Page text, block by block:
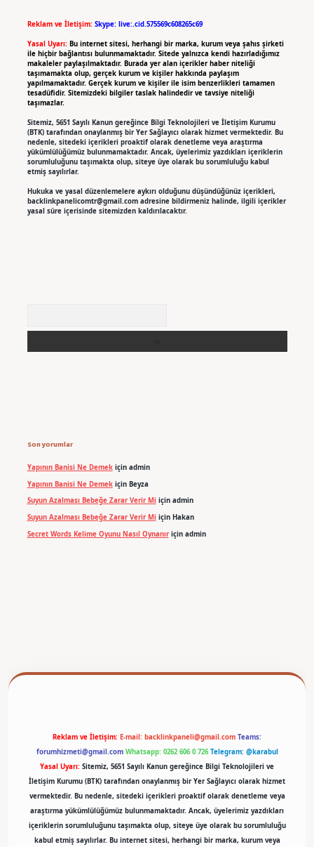
Reklam ve İletişim: Skype: live:.cid.575569c608265c69
Yasal Uyarı: Bu internet sitesi, herhangi bir marka, kurum veya şahıs şirketi
ile hiçbir bağlantısı bulunmamaktadır. Sitede yalnızca kendi hazırladığımız
makaleler paylaşılmaktadır. Burada yer alan içerikler haber niteliği
taşımamakta olup, gerçek kurum ve kişiler hakkında paylaşım
yapılmamaktadır. Gerçek kurum ve kişiler ile isim benzerlikleri tamamen
tesadüfidir. Sitemizdeki bilgiler taslak halindedir ve tavsiye niteliği
taşımazlar.
Sitemiz, 5651 Sayılı Kanun gereğince Bilgi Teknolojileri ve İletişim Kurumu
(BTK) tarafından onaylanmış bir Yer Sağlayıcı olarak hizmet vermektedir. Bu
nedenle, sitedeki içerikleri proaktif olarak denetleme veya araştırma
yükümlülüğümüz bulunmamaktadır. Ancak, üyelerimiz yazdıkları içeriklerin
sorumluluğunu taşımakta olup, siteye üye olarak bu sorumluluğu kabul
etmiş sayılırlar.
Hukuka ve yasal düzenlemelere aykırı olduğunu düşündüğünüz içerikleri,
backlinkpanelicomtr@gmail.comadresine bildirmeniz halinde, ilgili içerikler
yasal süre içerisinde sitemizden kaldırılacaktır.
Son yorumlar
Yapının Banisi Ne Demekiçin admin
Yapının Banisi Ne Demekiçin Beyza
Suyun Azalması Bebeğe Zarar Verir Miiçin admin
Suyun Azalması Bebeğe Zarar Verir Miiçin Hakan
Secret Words Kelime Oyunu Nasıl Oynanıriçin admin
Reklam ve İletişim: E-mail: backlinkpaneli@gmail.com Teams:
forumhizmeti@gmail.com Whatsapp: 0262 606 0 726 Telegram: @karabul
Yasal Uyarı: Sitemiz, 5651 Sayılı Kanun gereğince Bilgi Teknolojileri ve
İletişim Kurumu (BTK) tarafından onaylanmış bir Yer Sağlayıcı olarak hizmet
vermektedir. Bu nedenle, sitedeki içerikleri proaktif olarak denetleme veya
araştırma yükümlülüğümüz bulunmamaktadır. Ancak, üyelerimiz yazdıkları
içeriklerin sorumluluğunu taşımakta olup, siteye üye olarak bu sorumluluğu
kabul etmiş sayılırlar. Bu internet sitesi, herhangi bir marka, kurum veya